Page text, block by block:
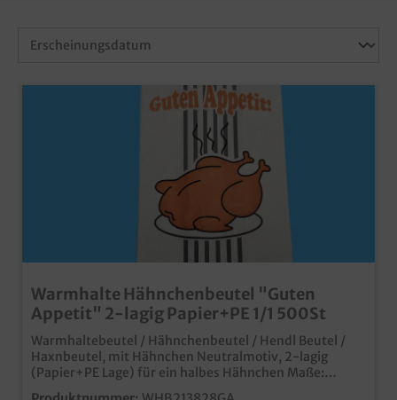
Warmhalte Hähnchenbeutel "Guten
Appetit" 2-lagig Papier+PE 1/1 500St
Warmhaltebeutel / Hähnchenbeutel / Hendl Beutel /
Haxnbeutel, mit Hähnchen Neutralmotiv, 2-lagig
(Papier+PE Lage) für ein halbes Hähnchen Maße:
130x80x270mm 500 Stück im Karton praktischer